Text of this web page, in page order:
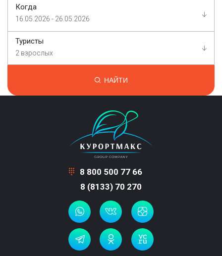
Когда
16.05.2026 - 26.05.2026
Туристы
2 взрослых
НАЙТИ
8 800 500 77 66
8 (8133) 70 270